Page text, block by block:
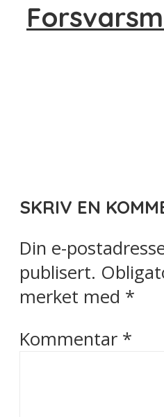
SKRIV EN
Din e-
publisert.
merket med *
Kommentar *